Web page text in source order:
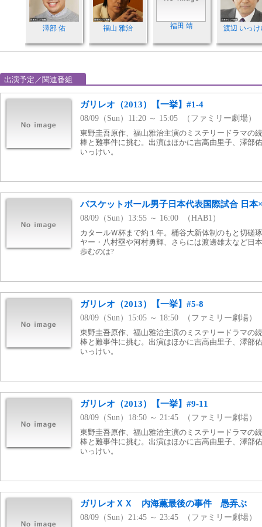
澤部 佑 福山 雅治 福田 靖 渡辺 いっけ
出演予定／関連番組
ガリレオ（2013）【一挙】#1-4
08/09（Sun）11:20 ～ 15:05 （ファミリー劇場）
東野圭吾原作、福山雅治主演のミステリードラマの
棒と難事件に挑む。出演はほかに吉高由里子、澤部
いっけい。
バスケットボール男子日本代表国際試合 日本
08/09（Sun）13:55 ～ 16:00 （HAB1）
カタールＷ杯まで約１年。桶谷大新体制のもと切磋
ヤー・八村塁や河村勇輝、さらには渡邊雄太など日
歩むのは?
ガリレオ（2013）【一挙】#5-8
08/09（Sun）15:05 ～ 18:50 （ファミリー劇場）
東野圭吾原作、福山雅治主演のミステリードラマの
棒と難事件に挑む。出演はほかに吉高由里子、澤部
いっけい。
ガリレオ（2013）【一挙】#9-11
08/09（Sun）18:50 ～ 21:45 （ファミリー劇場）
東野圭吾原作、福山雅治主演のミステリードラマの
棒と難事件に挑む。出演はほかに吉高由里子、澤部
いっけい。
ガリレオＸＸ 内海薫最後の事件 愚弄ぶ
08/09（Sun）21:45 ～ 23:45 （ファミリー劇場）